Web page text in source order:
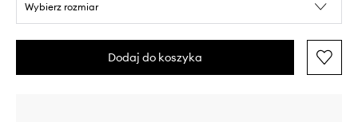
Wybierz rozmiar
Dodaj do koszyka